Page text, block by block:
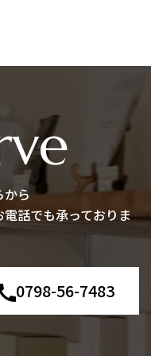
から
話でも承っておりま
0798-56-7483